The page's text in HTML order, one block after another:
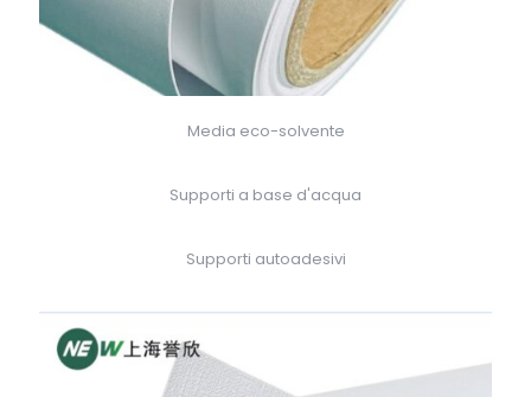
Media eco-solvente
Supporti a base d'acqua
Supporti autoadesivi